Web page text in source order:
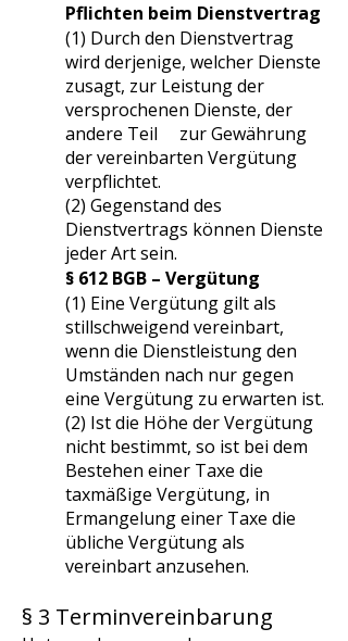
Pflichten beim Dienstvertrag
(1) Durch den Dienstvertrag
wird derjenige, welcher Dienste
zusagt, zur Leistung der
versprochenen Dienste, der
andere Teil zur Gewährung
der vereinbarten Vergütung
verpflichtet.
(2) Gegenstand des
Dienstvertrags können Dienste
jeder Art sein.
§ 612 BGB – Vergütung
(1) Eine Vergütung gilt als
stillschweigend vereinbart,
wenn die Dienstleistung den
Umständen nach nur gegen
eine Vergütung zu erwarten ist.
(2) Ist die Höhe der Vergütung
nicht bestimmt, so ist bei dem
Bestehen einer Taxe die
taxmäßige Vergütung, in
Ermangelung einer Taxe die
übliche Vergütung als
vereinbart anzusehen.
§ 3 Terminvereinbarung